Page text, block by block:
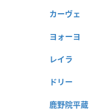
カーヴェ
ヨォーヨ
レイラ
ドリー
鹿野院平蔵